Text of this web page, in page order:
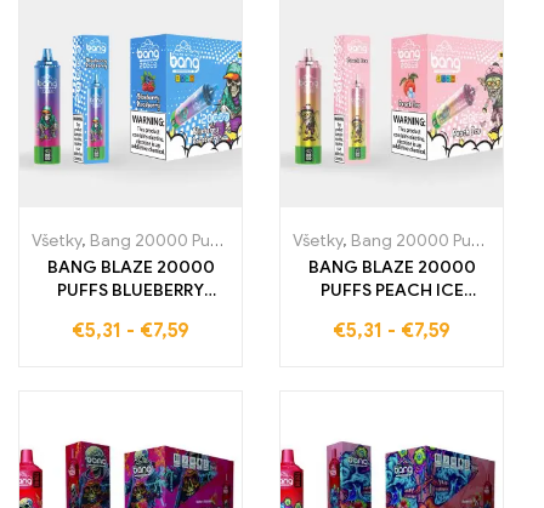
Všetky, Bang 20000 Pufov Jednorázové e-cigarety Švédsko
BANG BLAZE 20000
PUFFS BLUEBERRY
Jednorazová e-
€5,31 - €7,59
Všetky, Bang 20000 Pufov
BANG BLAZE 20000
PUFFS PEACH ICE
cigareta, ktorá vám
€5,31 - €7,59